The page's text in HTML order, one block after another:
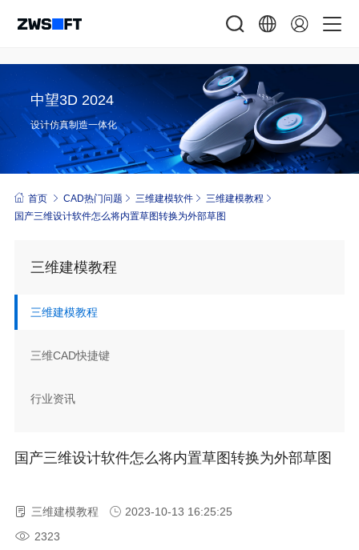
中望3D 2024
设计仿真制造一体化
首页 CAD热门问题 三维建模软件
三维建模教程
国产三维设计软件怎么将内置草图转换为外部草图
三维建模教程
三维建模教程
三维CAD快捷键
行业资讯
国产三维设计软件怎么将内置草图转换为外部草图
三维建模教程
2023-10-13 16:25:25
2323